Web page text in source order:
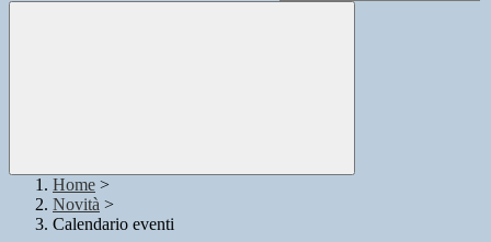
Home >
Novità >
Calendario eventi